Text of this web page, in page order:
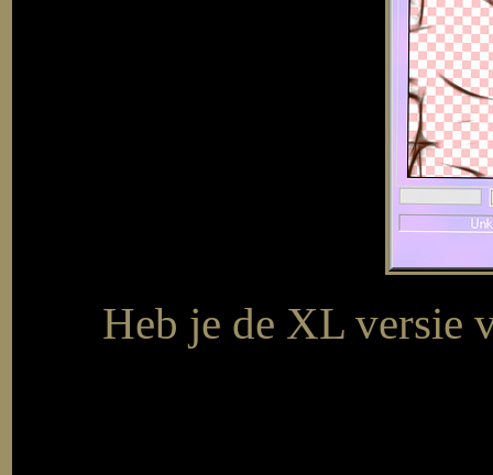
Heb je de XL versie